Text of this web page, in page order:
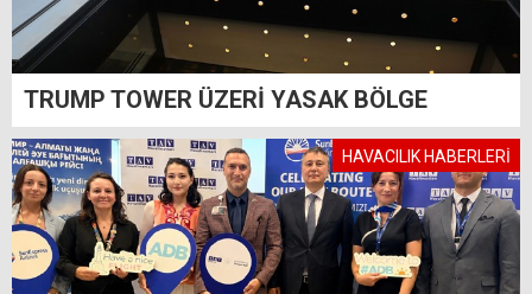
TRUMP TOWER ÜZERİ YASAK BÖLGE
HAVACILIK HABERLERİ